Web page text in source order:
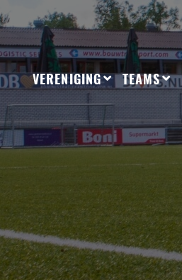
VERENIGING TEAMS